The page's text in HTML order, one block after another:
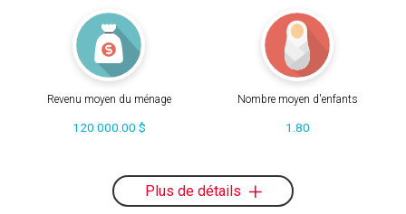
Revenu moyen du ménage
120 000.00 $
Nombre moyen d'enfants
1.80
Plus de détails